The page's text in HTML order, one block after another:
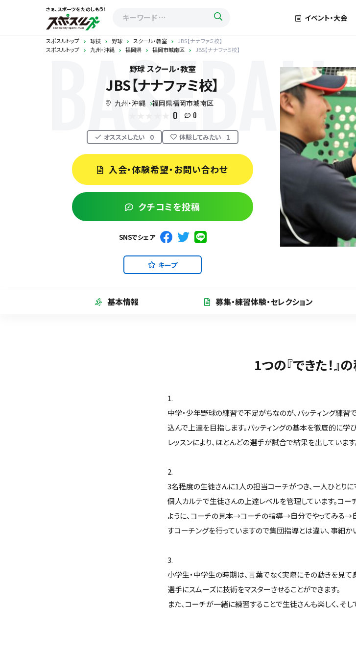
さぁ、スポーツをたのしもう！
イベント・大会
スポスルトップ 球技 野球 スクール・教室
JBS【ナナファミ校】
スポスルトップ
九州・沖縄 福岡県 福岡市城南区 JBS【ナナファミ校】
BASEBALL
野球 スクール・教室
JBS【ナナファミ校】
九州・沖縄 福岡県福岡市城南区
0 0
オススメしたい 0 体験してみたい 1
入会・体験希望・お問い合わせ
クチコミを投稿
SNSでシェア
キープ
基本情報 募集・練習体験・セレクション
1つの『できた！』
1.
中学・少年野球の練習で不足がちなのが、バッティング練習
込んで上達を目指します。バッティングの基本を徹底的に学
レッスンにより、ほとんどの選手が試合で結果を出しています
2.
3名程度の生徒さんに1人の担当コーチがつき、一人ひとりに
個人カルテで生徒さんの上達レベルを管理しています。コー
ように、コーチの見本→コーチの指導→自分でやってみる→
すコーチングを行っていますので集団指導とは違い、事細か
3.
小学生・中学生の時期は、言葉でなく実際にその動きを見て
選手にスムーズに技術をマスターさせることができます。
また、コーチが一緒に練習することで生徒さんも楽しく、そ